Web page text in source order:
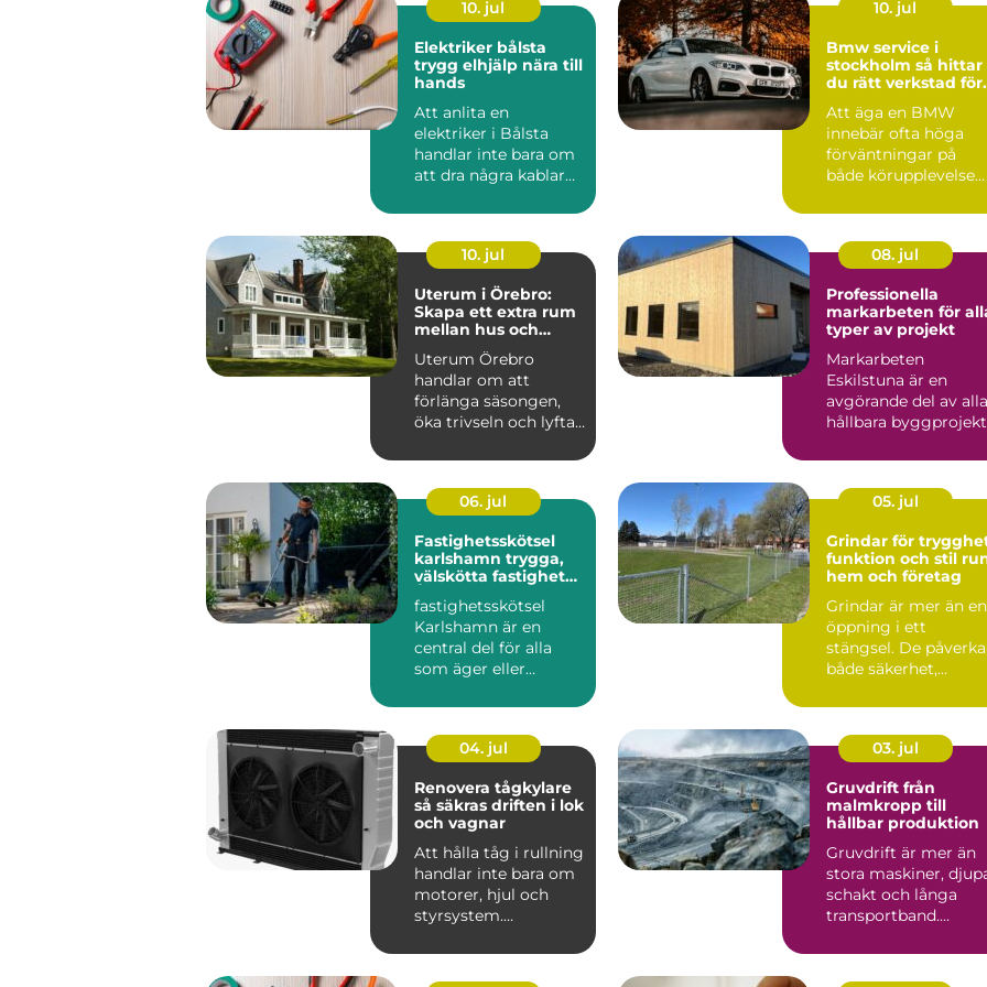
10. jul
Elektriker bålsta
trygg elhjälp nära till
hands
Att anlita en
elektriker i Bålsta
handlar inte bara om
att dra några kablar
strömbryta...
10. jul
Bmw service i
stockholm så hittar
du rätt verkstad för
Att äga en BMW
innebär ofta höga
förväntningar på
både körupplevelse
bilen ska...
10. jul
Uterum i Örebro:
Skapa ett extra rum
mellan hus och
Uterum Örebro
handlar om att
förlänga säsongen,
öka trivseln och lyfta
08. jul
Professionella
markarbeten för
typer av projekt
Markarbeten
Eskilstuna är en
avgörande del av alla
hållbara
06. jul
Fastighetsskötsel
karlshamn trygga,
välskötta fastigheter
fastighetsskötsel
Karlshamn är en
central del för alla
som äger eller
området, oavse...
05. jul
Grindar för
funktion och stil
hem och företag
Grindar är mer än en
öppning i ett
stängsel. De
både säkerhet,
en fa...
04. jul
Renovera tågkylare
så säkras driften i lok
och vagnar
Att hålla tåg i rullning
handlar inte bara om
motorer, hjul och
styrsystem.
avgöra...
03. jul
Gruvdrift från
malmkropp till
hållbar produktion
Gruvdrift är mer än
stora maskiner,
schakt och långa
transportband.
malm finns...